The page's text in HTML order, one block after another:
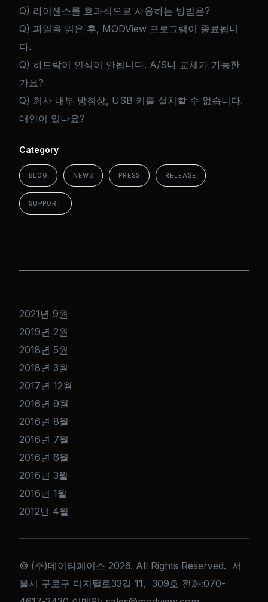
Q) 라이센스를 효과적으로 사용하는 방법은?
Q) 파일을 읽은 후, MODView 프로그램이 종료됩니
다.
Q) 하드락이 인식이 안됩니다. A/S나 교체가 가능한
가요?
Q) 회사 내부 방침상, USB 키를 설치할 수 없습니다.
대안이 있나요?
Category
BLOG NEWS PRESS RELEASE
SUPPORT
2021년 9월
2019년 2월
2018년 5월
2018년 3월
2017년 12월
2016년 9월
2016년 8월
2016년 7월
2016년 6월
2016년 3월
2016년 1월
2012년 4월
© (주)데이타페이스 2026. All Rights Reserved. 서
울시 구로구 디지털로33길 11, 309호 전화:070-
Get a Quote